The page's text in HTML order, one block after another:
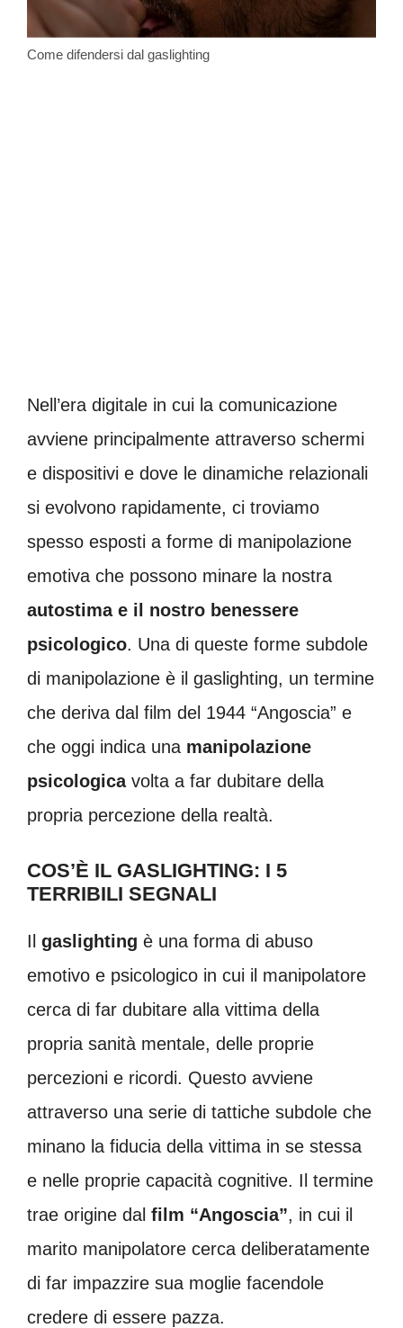
Come difendersi dal gaslighting
Nell’era digitale in cui la comunicazione
avviene principalmente attraverso schermi
e dispositivi e dove le dinamiche relazionali
si evolvono rapidamente, ci troviamo
spesso esposti a forme di manipolazione
emotiva che possono minare la nostra
autostima e il nostro benessere
psicologico. Una di queste forme subdole
di manipolazione è il gaslighting, un termine
che deriva dal film del 1944 “Angoscia” e
che oggi indica una manipolazione
psicologicavolta a far dubitare della
propria percezione della realtà.
COS’È IL GASLIGHTING: I 5
TERRIBILI SEGNALI
Il gaslighting è una forma di abuso
emotivo e psicologico in cui il manipolatore
cerca di far dubitare alla vittima della
propria sanità mentale, delle proprie
percezioni e ricordi. Questo avviene
attraverso una serie di tattiche subdole che
minano la fiducia della vittima in se stessa
e nelle proprie capacità cognitive. Il termine
trae origine dal film “Angoscia”, in cui il
marito manipolatore cerca deliberatamente
di far impazzire sua moglie facendole
credere di essere pazza.